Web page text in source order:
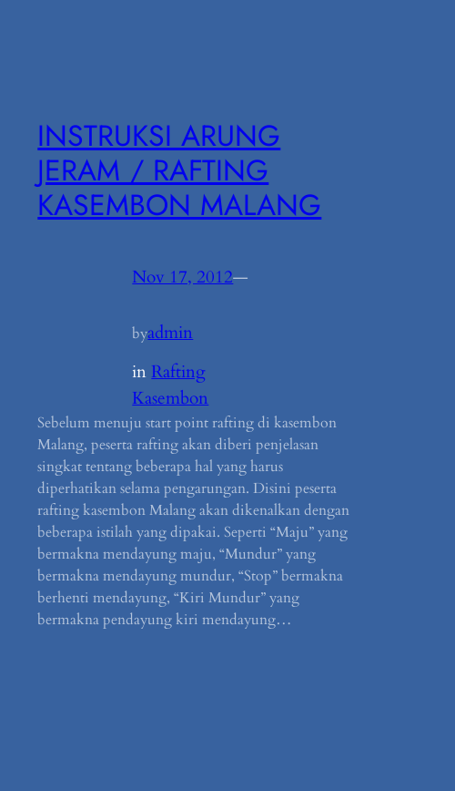
INSTRUKSI ARUNG
JERAM / RAFTING
KASEMBON MALANG
Nov 17, 2012—
byadmin
in Rafting
Kasembon
Sebelum menuju start point rafting di kasembon
Malang, peserta rafting akan diberi penjelasan
singkat tentang beberapa hal yang harus
diperhatikan selama pengarungan. Disini peserta
rafting kasembon Malang akan dikenalkan dengan
beberapa istilah yang dipakai. Seperti “Maju” yang
bermakna mendayung maju, “Mundur” yang
bermakna mendayung mundur, “Stop” bermakna
berhenti mendayung, “Kiri Mundur” yang
bermakna pendayung kiri mendayung…